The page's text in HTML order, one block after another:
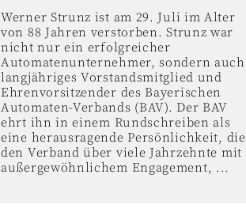
Werner Strunz ist am 29. Juli im Alter
von 88 Jahren verstorben. Strunz war
nicht nur ein erfolgreicher
Automatenunternehmer, sondern auch
langjähriges Vorstandsmitglied und
Ehrenvorsitzender des Bayerischen
Automaten-Verbands (BAV). Der BAV
ehrt ihn in einem Rundschreiben als
eine herausragende Persönlichkeit, die
den Verband über viele Jahrzehnte mit
außergewöhnlichem Engagement, ...